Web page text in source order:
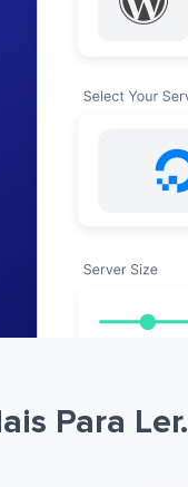
Para Ler.